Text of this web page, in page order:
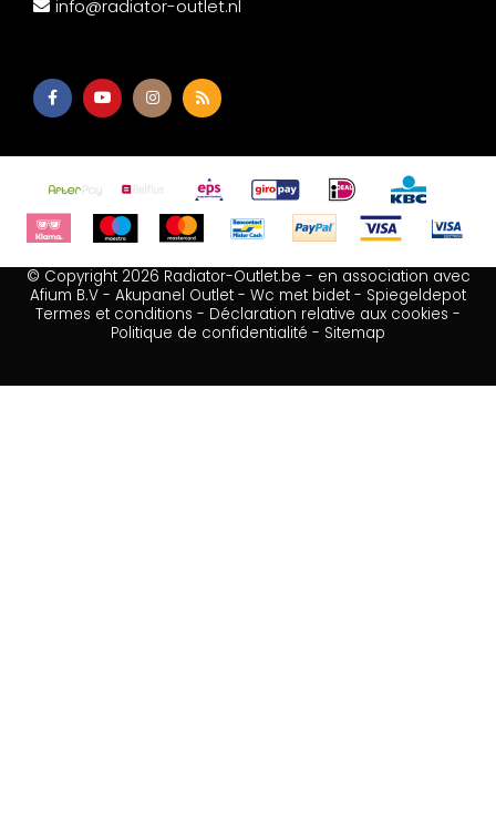
info@radiator-outlet.nl
© Copyright 2026 Radiator-Outlet.be - en association avec
Afium B.V - Akupanel Outlet - Wc met bidet - Spiegeldepot
Termes et conditions - Déclaration relative aux cookies -
Politique de confidentialité - Sitemap